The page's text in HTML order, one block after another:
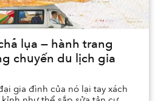
lụa — hành trang
chuyến du lịch gia
gia đình của nó lại tay xách